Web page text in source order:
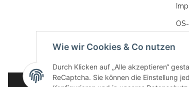
Wie wir Cookies & Co nutzen
Durch Klicken auf „Alle akzeptieren“
ReCaptcha. Sie können die Einstellung
Vertrag widerrufen